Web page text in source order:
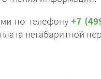
по телефону+7
негабаритной